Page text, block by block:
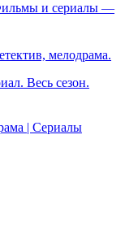
и сериалы —
мелодрама.
Весь сезон.
| Сериалы